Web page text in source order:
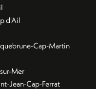
d'Ail
Cap-Martin
Mer
Jean-Cap-Ferrat